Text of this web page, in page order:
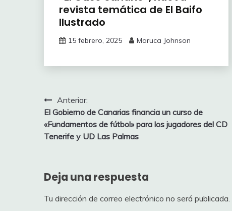
revista temática de El Baifo
Ilustrado
15 febrero, 2025 Maruca Johnson
Navegación
de
entradas
Anterior:
El Gobierno de Canarias financia un curso de
«Fundamentos de fútbol» para los jugadores del CD
Tenerife y UD Las Palmas
Deja una respuesta
Tu dirección de correo electrónico no será publicada.